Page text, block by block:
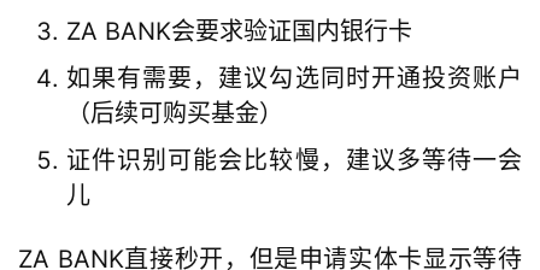
ZA BANK会要求验证国内银行卡
如果有需要，建议勾选同时开通投资账户
（后续可购买基金）
证件识别可能会比较慢，建议多等待一会
儿
ZA BANK直接秒开，但是申请实体卡显示等待